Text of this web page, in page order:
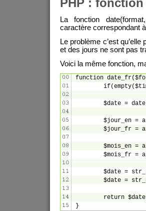
La fonction
caractère correspondant
Le problème c’est
et des jours ne sont pas
Voici la même fonction,
function
}